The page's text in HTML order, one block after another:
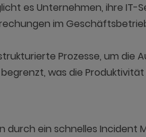
es Unternehmen, ihre IT-
im
Prozesse, um die
was die
ein schnelles Incident